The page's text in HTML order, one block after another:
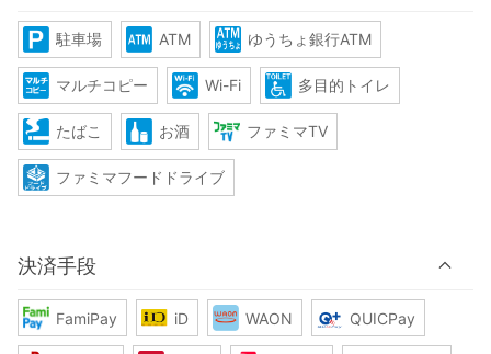
駐車場 ATM ゆうちょ銀行ATM
マルチコピー Wi-Fi 多目的トイレ
たばこ お酒 ファミマTV
ファミマフードドライブ
決済手段
FamiPay iD WAON QUICPay